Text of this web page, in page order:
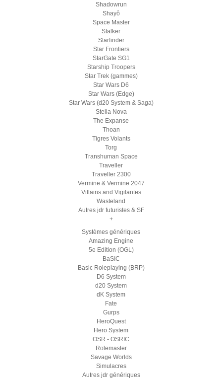
Shadowrun
Shayô
Space Master
Stalker
Starfinder
Star Frontiers
StarGate SG1
Starship Troopers
Star Trek (gammes)
Star Wars D6
Star Wars (Edge)
Star Wars (d20 System & Saga)
Stella Nova
The Expanse
Thoan
Tigres Volants
Torg
Transhuman Space
Traveller
Traveller 2300
Vermine & Vermine 2047
Villains and Vigilantes
Wasteland
Autres jdr futuristes & SF
+
Systèmes génériques
Amazing Engine
5e Edition (OGL)
BaSIC
Basic Roleplaying (BRP)
D6 System
d20 System
dK System
Fate
Gurps
HeroQuest
Hero System
OSR - OSRIC
Rolemaster
Savage Worlds
Simulacres
Autres jdr génériques